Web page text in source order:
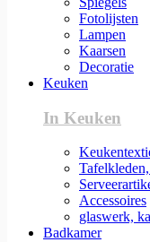
Fotolijsten
Lampen
Kaarsen
Decoratie
Keuken
In Keuken
Accessoires
glaswerk,
Badkamer